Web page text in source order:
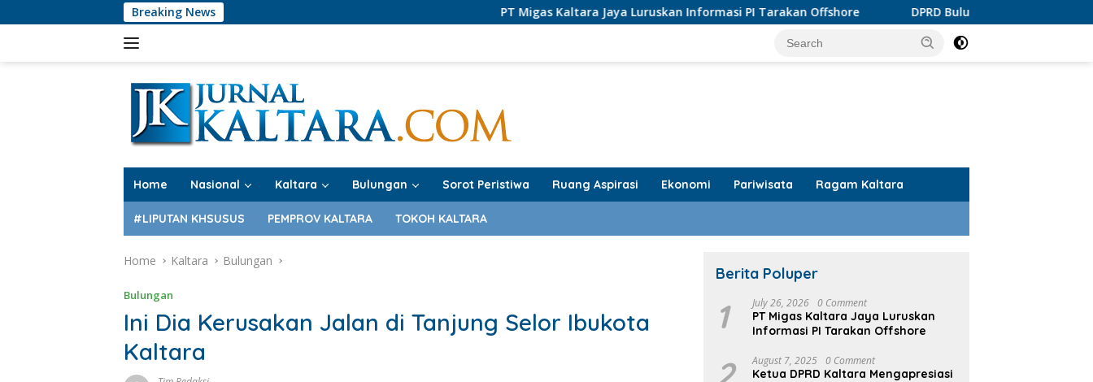
to
Breaking News PT Migas Kaltara Jaya Luruskan Informasi PI Tarakan Offshore DPRD Bulungan Apresiasi Produk AMDK KayanKu
Home Nasional Kaltara Bulungan Sorot Peristiwa Ruang Aspirasi Ekonomi Pariwisata Ragam Kaltara
#LIPUTAN KHSUSUS PEMPROV KALTARA TOKOH KALTARA
Home Kaltara Bulungan
Bulungan
Ini Dia Kerusakan Jalan di Tanjung Selor Ibukota
Kaltara
Berita Poluper
1 July 26, 2026 0 Comment
PT Migas Kaltara Jaya Luruskan
Informasi PI Tarakan Offshore
2 August 7, 2025 0 Comment
Ketua DPRD Kaltara Mengapresiasi